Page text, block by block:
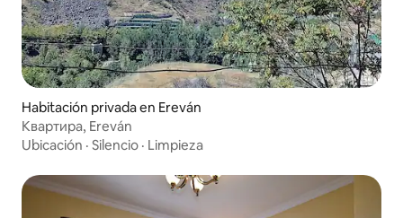
Habitación privada en Ereván
Квартира, Ereván
Ubicación · Silencio · Limpieza